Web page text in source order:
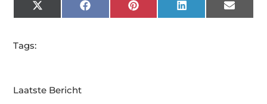
X
(Twitter)
FacebookPinterest LinkedIn Email
Tags:
Laatste Bericht